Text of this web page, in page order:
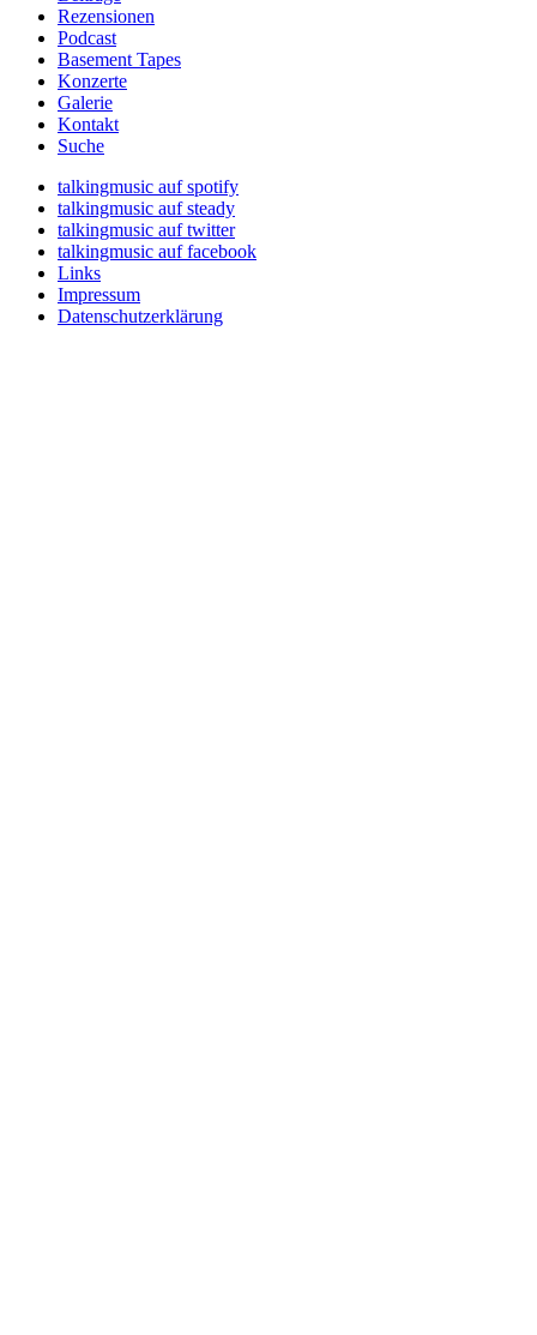
Rezensionen
Podcast
Basement Tapes
Konzerte
Galerie
Kontakt
Suche
talkingmusic auf spotify
talkingmusic auf steady
talkingmusic auf twitter
talkingmusic auf facebook
Links
Impressum
Datenschutzerklärung